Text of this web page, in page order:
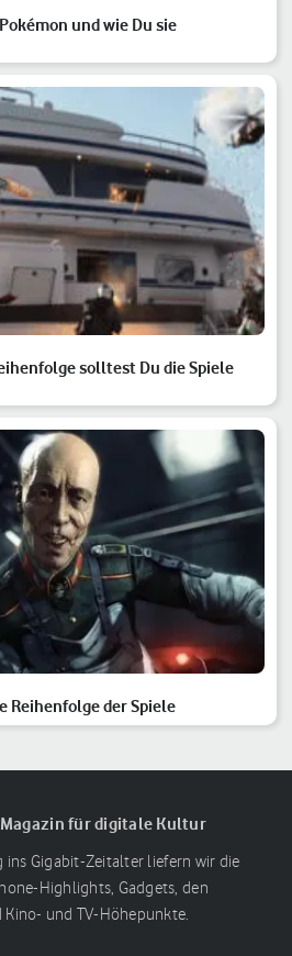
und wie Du sie
solltest Du die Spiele
Reihenfolge der Spiele
für digitale Kultur
ins Gigabit-Zeitalter liefern wir die
Highlights, Gadgets, den
Kino- und TV-Höhepunkte.